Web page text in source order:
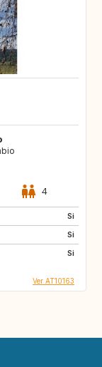
4
Si
Si
Si
Ver AT10163